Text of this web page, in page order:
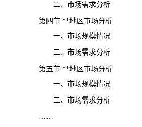
二、市场需求分析
第四节 **地区市场分析
一、市场规模情况
二、市场需求分析
第五节 **地区市场分析
一、市场规模情况
二、市场需求分析
……